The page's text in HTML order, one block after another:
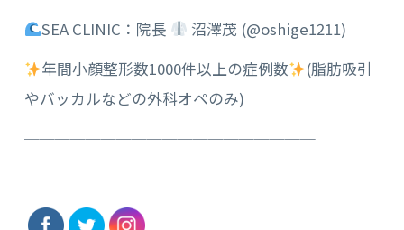
SEA CLINIC：院長
沼澤茂 (@oshige1211)
年間小顔整形数1000件以上の症例数
(脂肪吸引
やバッカルなどの外科オペのみ)
───────────────────